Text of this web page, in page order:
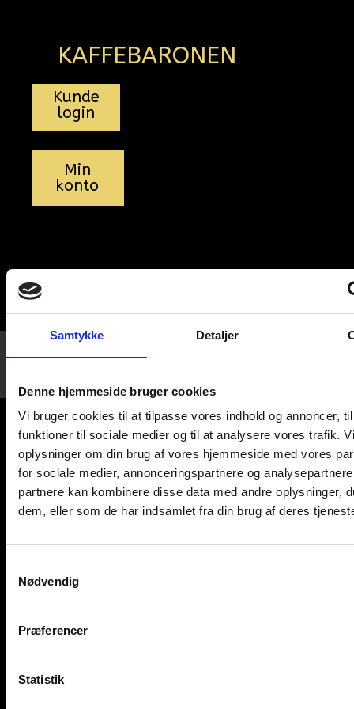
Samtykke Detaljer
Denne hjemmeside bruger cookies
Vi bruger cookies til at tilpasse vores indhold og annoncer,
funktioner til sociale medier og til at analysere vores trafik.
oplysninger om din brug af vores hjemmeside med vores
for sociale medier, annonceringspartnere og
partnere kan kombinere disse data med andre oplysninger,
dem, eller som de har indsamlet fra din brug af deres
Nødvendig
Præferencer
Statistik
KAFFEBARONEN
Kunde
login
Min
konto
Forside
Tebreve
Bradley's te
White Tea,
Strawberry & Vanilla, Økologisk Fairtrade, 4×25
breve
White Tea, Strawberry &
Vanilla, Økologisk
Fairtrade, 4×25 breve